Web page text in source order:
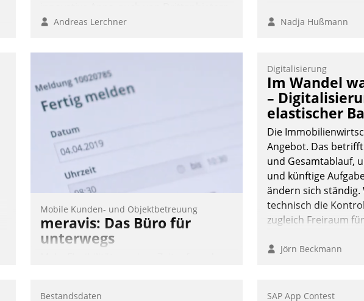
in SAP zu integrieren.
Andreas Lerchner Nadja Hußmann
Mobile Kunden- und Objektbetreuung
meravis: Das Büro für
unterwegs
Digitalisierung
Im Wandel
–
elastischer
Die
Angebot. Das
und Gesamtablauf,
und künftige
ändern sich ständig.
technisch die
zugleich Freiraum
Jörn Beckmann
Bestandsdaten SAP App Contest